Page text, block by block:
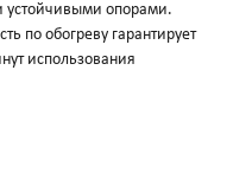
устойчивыми опорами.
по обогреву гарантирует
использования